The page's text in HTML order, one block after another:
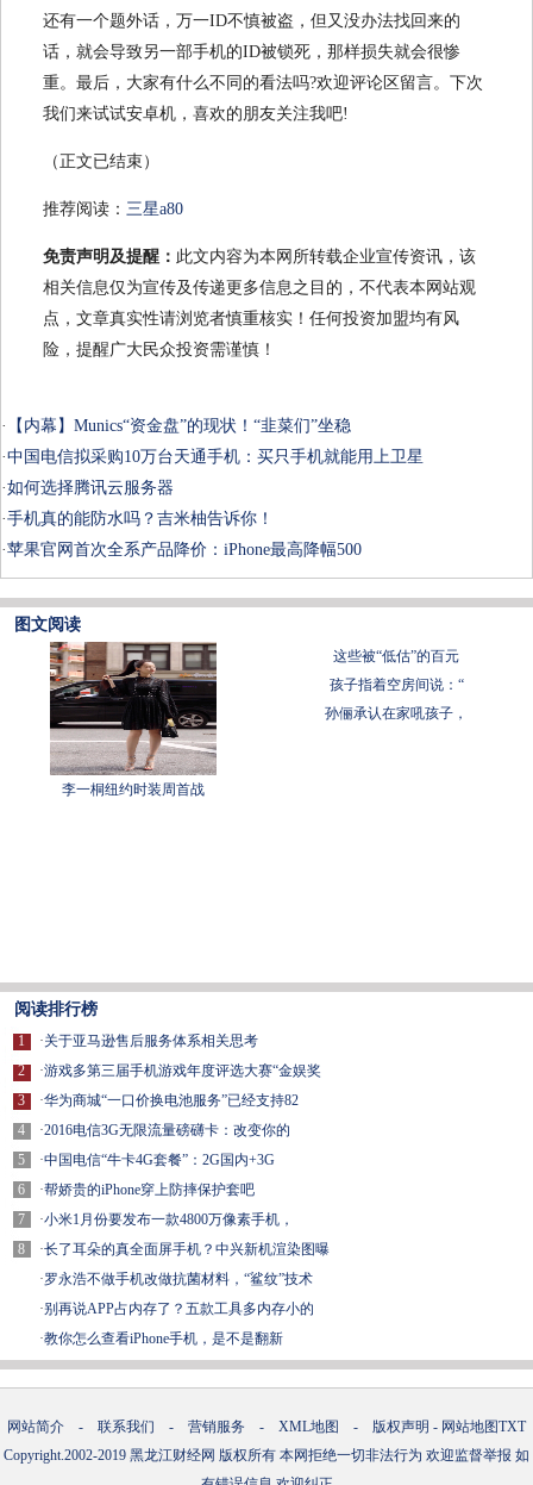
还有一个题外话，万一ID不慎被盗，但又没办法找回来的
话，就会导致另一部手机的ID被锁死，那样损失就会很惨
重。最后，大家有什么不同的看法吗?欢迎评论区留言。下次
我们来试试安卓机，喜欢的朋友关注我吧!
（正文已结束）
推荐阅读： 三星a80
免责声明及提醒： 此文内容为本网所转载企业宣传资讯，该
相关信息仅为宣传及传递更多信息之目的，不代表本网站观
点，文章真实性请浏览者慎重核实！任何投资加盟均有风
险，提醒广大民众投资需谨慎！
·
【内幕】Munics“资金盘”的现状！“韭菜们”坐稳
·中国电信拟采购10万台天通手机：买只手机就能用上卫星
·如何选择腾讯云服务器
·手机真的能防水吗？吉米柚告诉你！
·苹果官网首次全系产品降价：iPhone最高降幅500
图文阅读
李一桐纽约时装周首战
这些被“低估”的百元
孩子指着空房间说：“
孙俪承认在家吼孩子，
阅读排行榜
1
2
3
4
5
6
7
8
·关于亚马逊售后服务体系相关思考
·游戏多第三届手机游戏年度评选大赛“金娱奖
·华为商城“一口价换电池服务”已经支持82
·2016电信3G无限流量磅礴卡：改变你的
·中国电信“牛卡4G套餐”：2G国内+3G
·帮娇贵的iPhone穿上防摔保护套吧
·小米1月份要发布一款4800万像素手机，
·长了耳朵的真全面屏手机？中兴新机渲染图曝
·罗永浩不做手机改做抗菌材料，“鲨纹”技术
·别再说APP占内存了？五款工具多内存小的
·教你怎么查看iPhone手机，是不是翻新
网站简介 - 联系我们 - 营销服务 - XML地图 - 版权声明 - 网站地图TXT
Copyright.2002-2019 黑龙江财经网 版权所有 本网拒绝一切非法行为 欢迎监督举报 如